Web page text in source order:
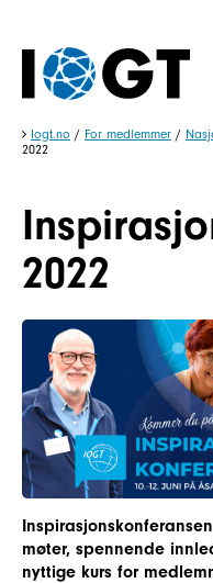
Iogt.no / For medlemmer /
2022
2022
møter, spennende
nyttige kurs for